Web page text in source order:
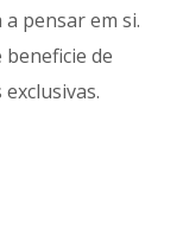
pensar em si.
beneficie de